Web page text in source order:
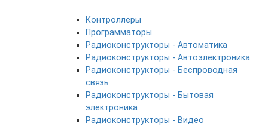
Контроллеры
Программаторы
Радиоконструкторы - Автоматика
Радиоконструкторы - Автоэлектроника
Радиоконструкторы - Беспроводная
связь
Радиоконструкторы - Бытовая
электроника
Радиоконструкторы - Видео